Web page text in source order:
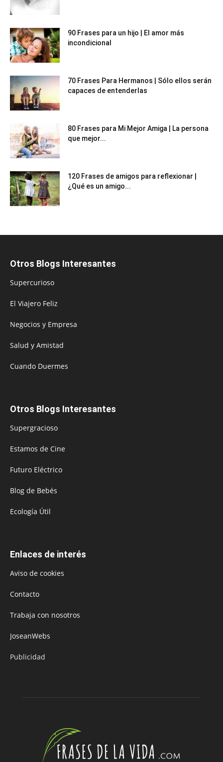
90 Frases para un hijo | El amor más
incondicional
70 Frases Para Hermanos | Sólo ellos serán
capaces de entenderlas
80 Frases para Mi Mejor Amiga | La persona
que mejor...
120 Frases de amigos para reflexionar |
¿Qué es un amigo...
Otros Blogs Interesantes
Supercurioso
El Viajero Feliz
Negocios y Empresa
Salud y Amistad
Cuando Duermes
Otros Blogs Interesantes
Supergracioso
Estamos de Cine
Futuro Eléctrico
Blog de Bebés
Ecología Útil
Enlaces de interés
Aviso de cookies
Contacto
Trabaja con nosotros
JoseanWebs
Publicidad